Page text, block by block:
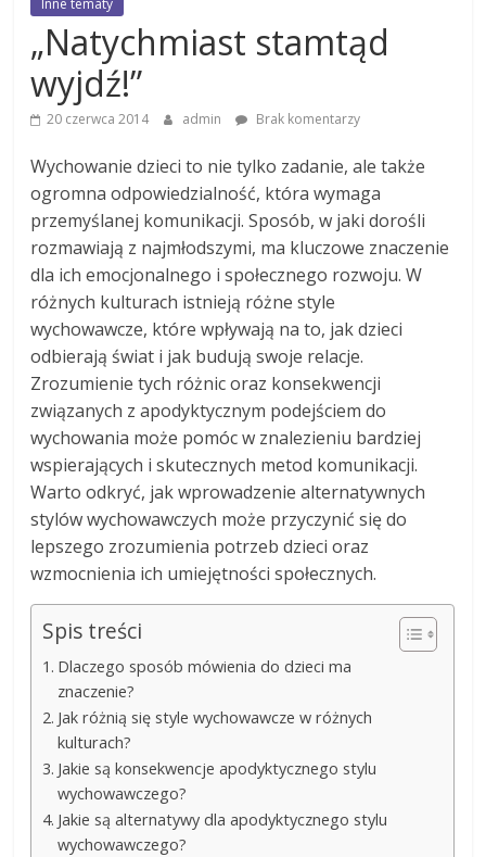
Inne tematy
„Natychmiast stamtąd
wyjdź!”
20 czerwca 2014 admin Brak komentarzy
Wychowanie dzieci to nie tylko zadanie, ale także
ogromna odpowiedzialność, która wymaga
przemyślanej komunikacji. Sposób, w jaki dorośli
rozmawiają z najmłodszymi, ma kluczowe znaczenie
dla ich emocjonalnego i społecznego rozwoju. W
różnych kulturach istnieją różne style
wychowawcze, które wpływają na to, jak dzieci
odbierają świat i jak budują swoje relacje.
Zrozumienie tych różnic oraz konsekwencji
związanych z apodyktycznym podejściem do
wychowania może pomóc w znalezieniu bardziej
wspierających i skutecznych metod komunikacji.
Warto odkryć, jak wprowadzenie alternatywnych
stylów wychowawczych może przyczynić się do
lepszego zrozumienia potrzeb dzieci oraz
wzmocnienia ich umiejętności społecznych.
Spis treści
Dlaczego sposób mówienia do dzieci ma
znaczenie?
Jak różnią się style wychowawcze w różnych
kulturach?
Jakie są konsekwencje apodyktycznego stylu
wychowawczego?
Jakie są alternatywy dla apodyktycznego stylu
wychowawczego?